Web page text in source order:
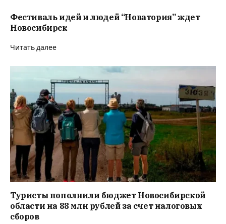
Фестиваль идей и людей “Новатория” ждет
Новосибирск
Читать далее
Туристы пополнили бюджет Новосибирской
области на 88 млн рублей за счет налоговых
сборов